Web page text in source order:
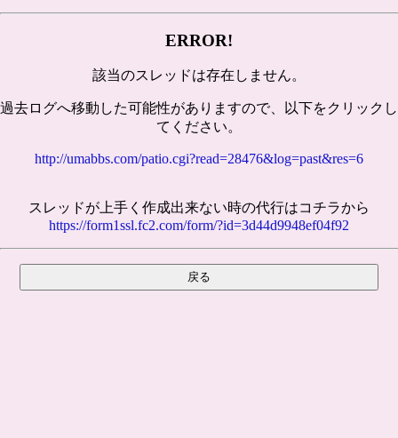
ERROR!
該当のスレッドは存在しません。
過去ログへ移動した可能性がありますので、以下をクリックし
てください。
http://umabbs.com/patio.cgi?read=28476&log=past&res=6
スレッドが上手く作成出来ない時の代行はコチラから
https://form1ssl.fc2.com/form/?id=3d44d9948ef04f92